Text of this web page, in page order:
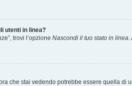
utenti in linea?
trovi l’opzione Nascondi il tuo stato in linea.
che stai vedendo potrebbe essere quella